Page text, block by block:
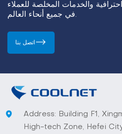
والخدمات المخلصة للعملاء
في جميع أنحاء العالم.
اتصل بنا
Address: Building F1,
High-tech Zone, Hefei